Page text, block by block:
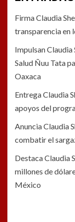
Firma Claudia
transparencia en
Impulsan Claudia
Salud Ñuu Tata
Oaxaca
Entrega Claudia
apoyos del
Anuncia Claudia
combatir el
Destaca Claudia
millones de
México